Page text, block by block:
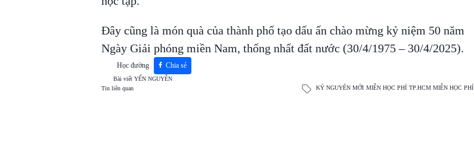
Đây cũng là món quà của thành phố tạo dấu ấn chào mừng kỷ niệm 50 năm
Ngày Giải phóng miền Nam, thống nhất đất nước (30/4/1975 – 30/4/2025).
Học đường Chia sẻ
Bài viết YẾN NGUYỄN
Tin liên quan
KỶ NGUYÊN MỚI MIỄN HỌC PHÍ TP.HCM MIỄN HỌC PHÍ